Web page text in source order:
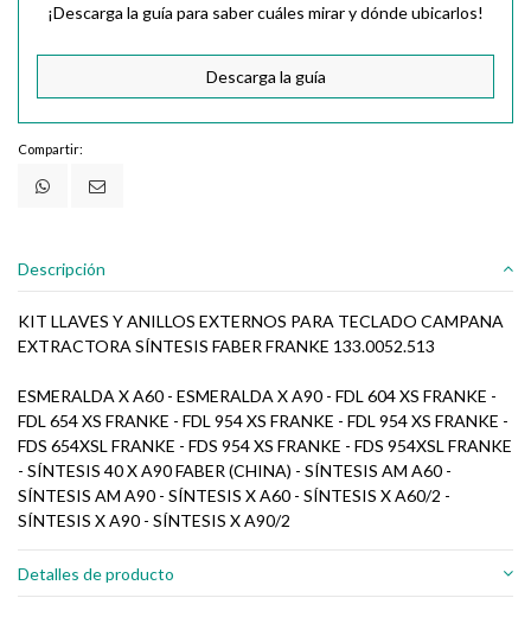
¡Descarga la guía para saber cuáles mirar y dónde ubicarlos!
Descarga la guía
Compartir:
Descripción
KIT LLAVES Y ANILLOS EXTERNOS PARA TECLADO CAMPANA
EXTRACTORA SÍNTESIS FABER FRANKE 133.0052.513
ESMERALDA X A60 - ESMERALDA X A90 - FDL 604 XS FRANKE -
FDL 654 XS FRANKE - FDL 954 XS FRANKE - FDL 954 XS FRANKE -
FDS 654XSL FRANKE - FDS 954 XS FRANKE - FDS 954XSL FRANKE
- SÍNTESIS 40 X A90 FABER (CHINA) - SÍNTESIS AM A60 -
SÍNTESIS AM A90 - SÍNTESIS X A60 - SÍNTESIS X A60/2 -
SÍNTESIS X A90 - SÍNTESIS X A90/2
Detalles de producto